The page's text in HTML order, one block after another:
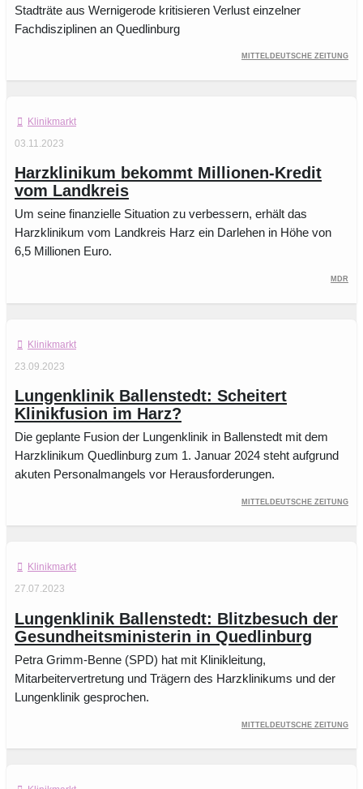
Stadträte aus Wernigerode kritisieren Verlust einzelner
Fachdisziplinen an Quedlinburg
Mitteldeutsche Zeitung
Klinikmarkt
03.11.2023
Harzklinikum bekommt Millionen-Kredit
vom Landkreis
Um seine finanzielle Situation zu verbessern, erhält das
Harzklinikum vom Landkreis Harz ein Darlehen in Höhe von
6,5 Millionen Euro.
MDR
Klinikmarkt
23.09.2023
Lungenklinik Ballenstedt: Scheitert
Klinikfusion im Harz?
Die geplante Fusion der Lungenklinik in Ballenstedt mit dem
Harzklinikum Quedlinburg zum 1. Januar 2024 steht aufgrund
akuten Personalmangels vor Herausforderungen.
Mitteldeutsche Zeitung
Klinikmarkt
27.07.2023
Lungenklinik Ballenstedt: Blitzbesuch der
Gesundheitsministerin in Quedlinburg
Petra Grimm-Benne (SPD) hat mit Klinikleitung,
Mitarbeitervertretung und Trägern des Harzklinikums und der
Lungenklinik gesprochen.
Mitteldeutsche Zeitung